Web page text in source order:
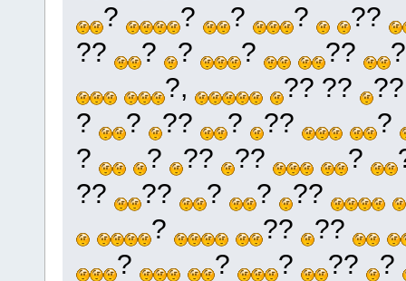
?
? ? ?
??
??
? ? ? ??
?,
?? ??
?
? ?? ? ??
?
?
? ?? ?? ?
??
?? ? ?
??
?
??
??
?
? ? ??
?